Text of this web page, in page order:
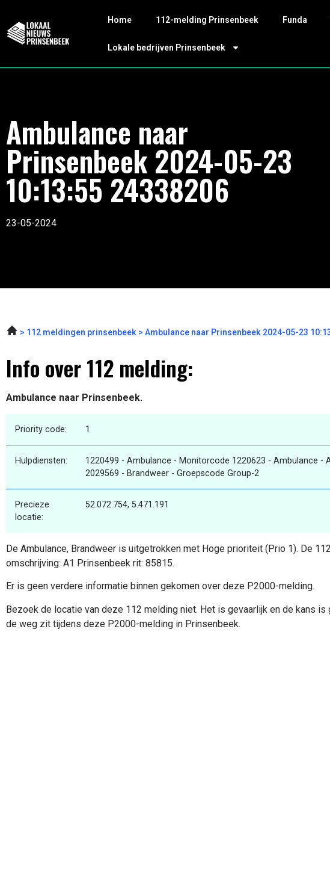
Home 112-melding Prinsenbeek Funda
Lokale bedrijven Prinsenbeek
Ambulance naar
Prinsenbeek 2024-05-23
10:13:55 24338206
23-05-2024
112 meldingen prinsenbeek Ambulance naar Prinsenbeek 2024-05-23
Info over 112 melding:
Ambulance naar Prinsenbeek.
Priority code: 1
Hulpdiensten:
1220499 - Ambulance - Monitorcode 1220623 - Ambulance -
2029569 - Brandweer - Groepscode Group-2
Precieze
locatie:
52.072.754, 5.471.191
De Ambulance, Brandweer is uitgetrokken met Hoge prioriteit (Prio 1). De
omschrijving: A1 Prinsenbeek rit: 85815.
Er is geen verdere informatie binnen gekomen over deze P2000-melding.
Bezoek de locatie van deze 112 melding niet. Het is gevaarlijk en de kans
de weg zit tijdens deze P2000-melding in Prinsenbeek.